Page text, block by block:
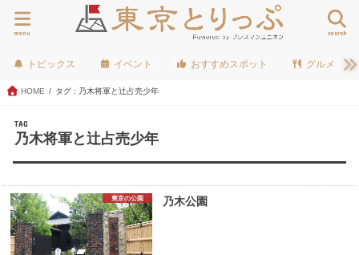
search
menu
トピックス イベント おすすめスポット グルメ
HOME タグ : 乃木将軍と辻占売少年
TAG
乃木将軍と辻占売少年
東京の公園 乃木公園